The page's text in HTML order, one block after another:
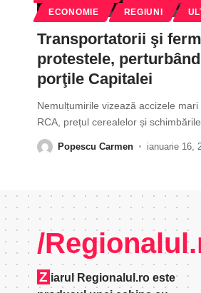
ECONOMIE REGIUNI
Transportatorii şi
protestele,
porţile Capitalei
Nemulțumirile vizează accizele
RCA, prețul cerealelor și schimbările
Popescu Carmen ianuarie 16,
/
Z iarul Regionalul.ro este